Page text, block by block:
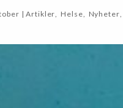
| Artikler Helse Nyheter